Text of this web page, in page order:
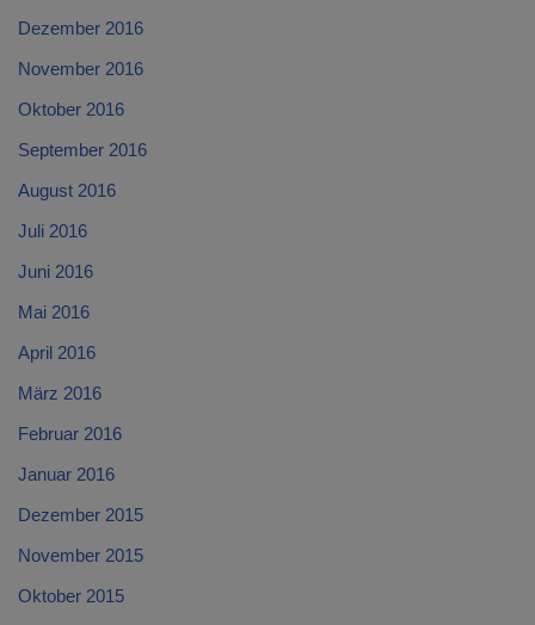
Dezember 2016
November 2016
Oktober 2016
September 2016
August 2016
Juli 2016
Juni 2016
Mai 2016
April 2016
März 2016
Februar 2016
Januar 2016
Dezember 2015
November 2015
Oktober 2015